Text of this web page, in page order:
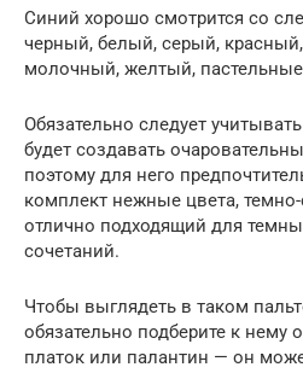
Синий хорошо смотрится со
черный, белый, серый,
молочный, желтый, пастельные
Обязательно следует
будет создавать
поэтому для него
комплект нежные цвета,
отлично подходящий для
сочетаний.
Чтобы выглядеть в таком
обязательно подберите к
платок или палантин — он